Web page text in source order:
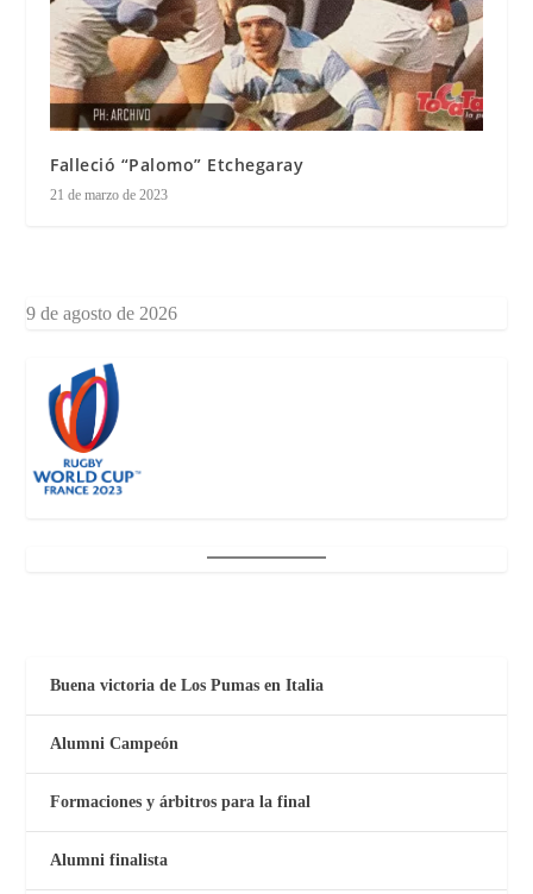
Falleció “Palomo” Etchegaray
21 de marzo de 2023
9 de agosto de 2026
Buena victoria de Los Pumas en Italia
Alumni Campeón
Formaciones y árbitros para la final
Alumni finalista